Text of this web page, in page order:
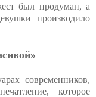
был продуман, а
производило
современников,
которое